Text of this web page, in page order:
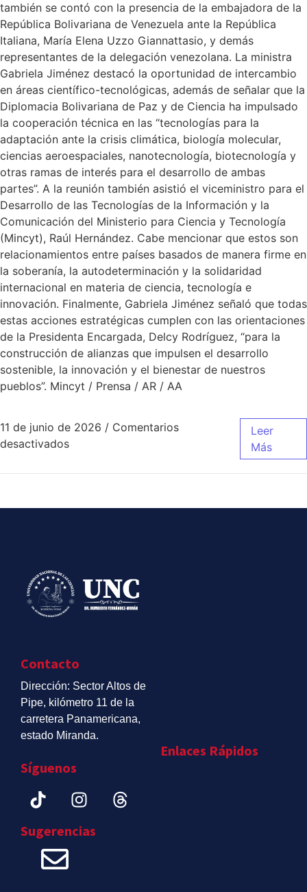
también se contó con la presencia de la embajadora de la
República Bolivariana de Venezuela ante la República
Italiana, María Elena Uzzo Giannattasio, y demás
representantes de la delegación venezolana. La ministra
Gabriela Jiménez destacó la oportunidad de intercambio
en áreas científico-tecnológicas, además de señalar que la
Diplomacia Bolivariana de Paz y de Ciencia ha impulsado
la cooperación técnica en las “tecnologías para la
adaptación ante la crisis climática, biología molecular,
ciencias aeroespaciales, nanotecnología, biotecnología y
otras ramas de interés para el desarrollo de ambas
partes”. A la reunión también asistió el viceministro para el
Desarrollo de las Tecnologías de la Información y la
Comunicación del Ministerio para Ciencia y Tecnología
(Mincyt), Raúl Hernández. Cabe mencionar que estos son
relacionamientos entre países basados de manera firme en
la soberanía, la autodeterminación y la solidaridad
internacional en materia de ciencia, tecnología e
innovación. Finalmente, Gabriela Jiménez señaló que todas
estas acciones estratégicas cumplen con las orientaciones
de la Presidenta Encargada, Delcy Rodríguez, “para la
construcción de alianzas que impulsen el desarrollo
sostenible, la innovación y el bienestar de nuestros
pueblos”. Mincyt / Prensa / AR / AA
11 de junio de 2026 / Comentarios
desactivados
Leer
Más
Contacto
Dirección: Sector Altos de
Pipe, kilómetro 11 de la
carretera Panamericana,
estado Miranda.
Síguenos
Sugerencias
Enlaces Rápidos